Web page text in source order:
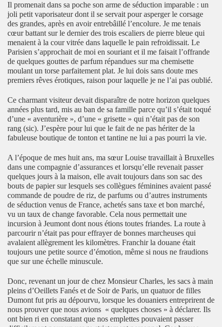
Il promenait dans sa poche son arme de séduction imparable : un
joli petit vaporisateur dont il se servait pour asperger le corsage
des grandes, après en avoir entrebâillé l’encolure. Je me tenais
cœur battant sur le dernier des trois escaliers de pierre bleue qui
menaient à la cour vitrée dans laquelle le pain refroidissait. Le
Parisien s’approchait de moi en souriant et il me faisait l’offrande
de quelques gouttes de parfum répandues sur ma chemisette
moulant un torse parfaitement plat. Je lui dois sans doute mes
premiers rêves érotiques, raison pour laquelle je ne l’ai pas oublié.
Ce charmant visiteur devait disparaître de notre horizon quelques
années plus tard, mis au ban de sa famille parce qu’il s’était toqué
d’une « aventurière », d’une « grisette » qui n’était pas de son
rang (sic). J’espère pour lui que le fait de ne pas hériter de la
fabuleuse boutique de tonton et tantine ne lui a pas pourri la vie.
A l’époque de mes huit ans, ma sœur Louise travaillait à Bruxelles
dans une compagnie d’assurances et lorsqu’elle revenait passer
quelques jours à la maison, elle avait toujours dans son sac des
bouts de papier sur lesquels ses collègues féminines avaient passé
commande de poudre de riz, de parfums ou d’autres instruments
de séduction venus de France, achetés sans taxe et bon marché,
vu un taux de change favorable. Cela nous permettait une
incursion à Jeumont dont nous étions toutes friandes. La route à
parcourir n’était pas pour effrayer de bonnes marcheuses qui
avalaient allègrement les kilomètres. Franchir la douane était
toujours une petite source d’émotion, même si nous ne fraudions
que sur une échelle minuscule.
Donc, revenant un jour de chez Monsieur Charles, les sacs à main
pleins d’Oeillets Fanés et de Soir de Paris, un quatuor de filles
Dumont fut pris au dépourvu, lorsque les douaniers entreprirent de
nous prouver que nous avions « quelques choses » à déclarer. Ils
ont bien ri en constatant que nos emplettes pouvaient passer